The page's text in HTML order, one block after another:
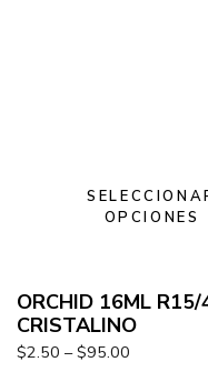
OPCIONES
ORCHID 16ML
CRISTALINO
$2.50 – $95.00